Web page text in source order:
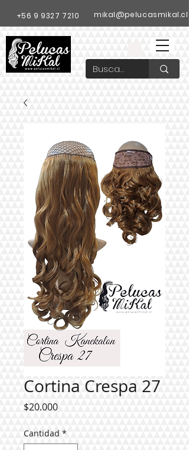
+56 9 9327 7210 mikal@pelucasmikal.cl
Cortina Crespa 27
$20.000Precio
Cantidad *